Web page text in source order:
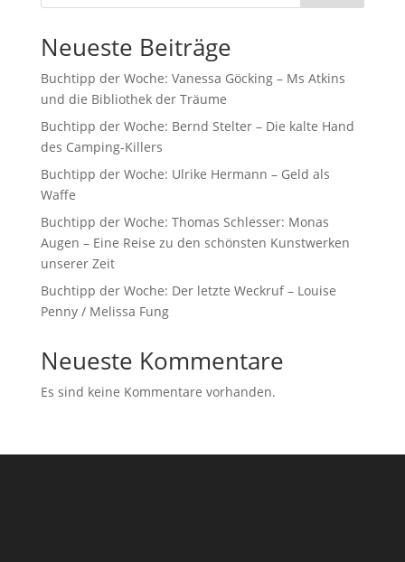
Neueste Beiträge
Buchtipp der Woche: Vanessa Göcking – Ms Atkins
und die Bibliothek der Träume
Buchtipp der Woche: Bernd Stelter – Die kalte Hand
des Camping-Killers
Buchtipp der Woche: Ulrike Hermann – Geld als
Waffe
Buchtipp der Woche: Thomas Schlesser: Monas
Augen – Eine Reise zu den schönsten Kunstwerken
unserer Zeit
Buchtipp der Woche: Der letzte Weckruf – Louise
Penny / Melissa Fung
Neueste Kommentare
Es sind keine Kommentare vorhanden.